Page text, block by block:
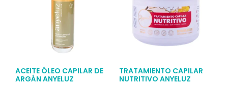
ACEITE ÓLEO CAPILAR DE
ARGÁN ANYELUZ
TRATAMIENTO CAPILAR
NUTRITIVO ANYELUZ